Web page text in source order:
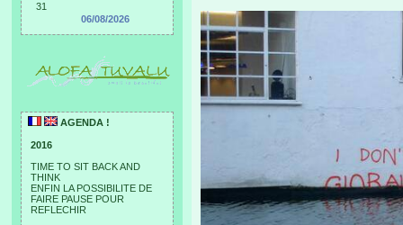
31
06/08/2026
AGENDA !
2016
TIME TO SIT BACK AND
THINK
ENFIN LA POSSIBILITE DE
FAIRE PAUSE POUR
REFLECHIR